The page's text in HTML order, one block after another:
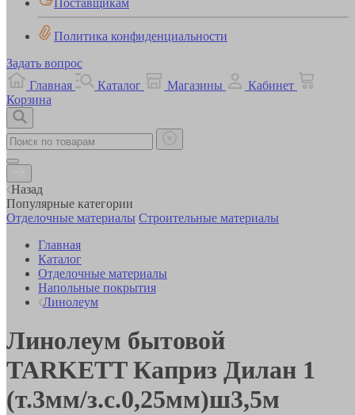
Политика конфиденциальности
Задать вопрос
Главная
Каталог Магазины
Кабинет
Корзина
Назад
Популярные категории
Отделочные материалы Строительные материалы
Главная
Каталог
Отделочные материалы
Напольные покрытия
Линолеум
Линолеум бытовой
TARKETT Каприз Дилан 1
(т.3мм/з.с.0,25мм)ш3,5м